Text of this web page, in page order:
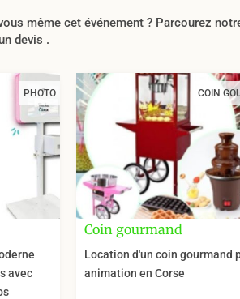
même cet événement ? Parcourez
devis .
PHOTO
avec
Coin gourmand
COIN
Location d'un coin gourmand
animation en Corse